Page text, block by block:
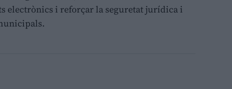
electrònics i reforçar la seguretat jurídica i